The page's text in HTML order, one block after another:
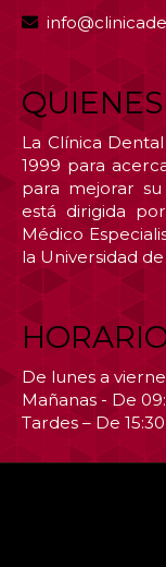
info
La Clínica
1999 para
para mejorar
está dirigida
Médico
la Universidad
De lunes a
Mañanas - De
Tardes – De